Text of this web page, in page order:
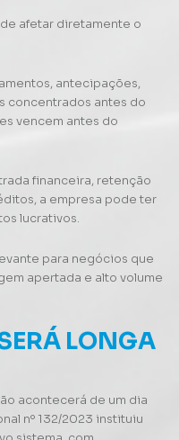
afetar diretamente o
antecipações,
concentrados antes do
vencem antes do
financeira, retenção
a empresa pode ter
lucrativos.
para negócios que
apertada e alto volume
LONGA
acontecerá de um dia
nº 132/2023 instituiu